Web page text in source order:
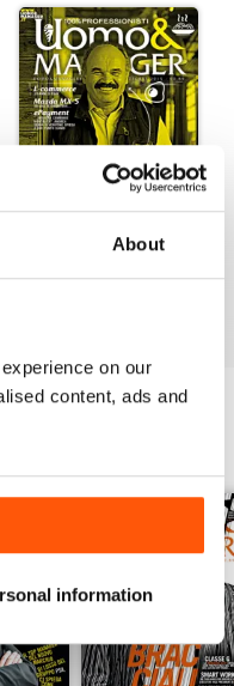
About
on our
content, ads and
information
#30